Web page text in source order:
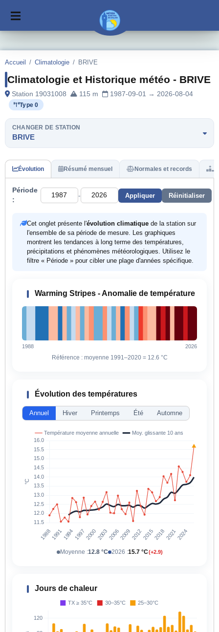
Accueil / Climatologie / BRIVE
Climatologie et Historique météo - BRIVE
Station 19031008 115 m 1987-09-01 → 2026-08-04
Type 0
CHANGER DE STATION
BRIVE
Évolution Résumé mensuel Normales et records
Période
:
- Appliquer Réinitialiser
Cet onglet présente l'évolution climatique de la station sur
l'ensemble de sa période de mesure. Les graphiques
montrent les tendances à long terme des températures,
précipitations et phénomènes météorologiques. Utilisez le
filtre « Période » pour cibler une plage d'années spécifique.
Warming Stripes - Anomalie de température
1988 2026
Référence : moyenne 1991–2020 = 12.6 °C
Évolution des températures
Annuel Hiver Printemps Été Automne
Moyenne :12.8 °C 2026 :15.7 °C(+2.9)
Jours de chaleur